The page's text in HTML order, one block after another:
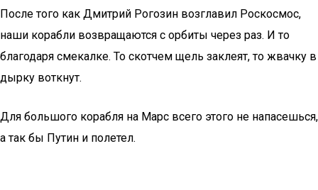
После того как Дмитрий Рогозин возглавил Роскосмос,
наши корабли возвращаются с орбиты через раз. И то
благодаря смекалке. То скотчем щель заклеят, то жвачку в
дырку воткнут.
Для большого корабля на Марс всего этого не напасешься,
а так бы Путин и полетел.